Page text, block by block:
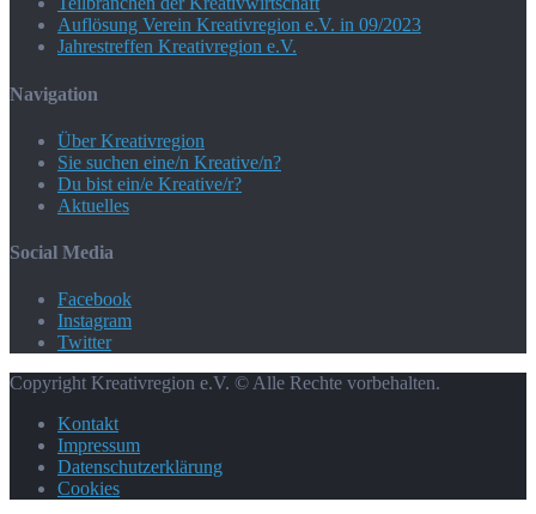
Auflösung Verein Kreativregion e.V. in 09/2023
Jahrestreffen Kreativregion e.V.
Navigation
Über Kreativregion
Sie suchen eine/n Kreative/n?
Du bist ein/e Kreative/r?
Aktuelles
Social Media
Facebook
Instagram
Twitter
Copyright Kreativregion e.V. © Alle Rechte vorbehalten.
Kontakt
Impressum
Datenschutzerklärung
Cookies